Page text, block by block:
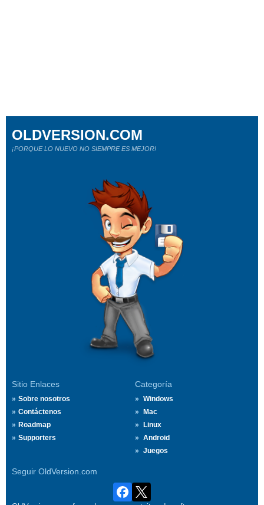
Sitio Enlaces
Sobre nosotros
Contáctenos
Roadmap
Supporters
Categoría
Windows
Mac
Linux
Android
Juegos
Seguir OldVersion.com
OLDVERSION.COM
¡PORQUE LO NUEVO NO SIEMPRE ES MEJOR!